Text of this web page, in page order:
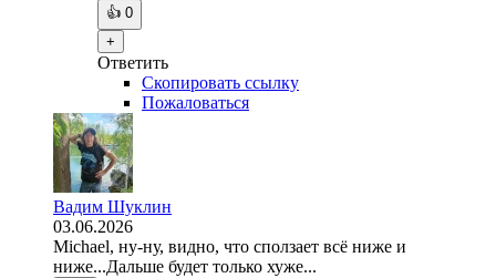
👍 0
+
Ответить
Скопировать ссылку
Пожаловаться
Вадим Шуклин
03.06.2026
Michael, ну-ну, видно, что сползает всё ниже и
ниже...Дальше будет только хуже...